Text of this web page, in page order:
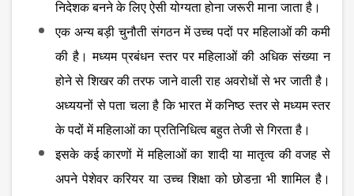
निदेशक बनने के लिए ऐसी योग्यता होना जरूरी माना जाता है।
एक अन्य बड़ी चुनौती संगठन में उच्च पदों पर महिलाओं की कमी
की है। मध्यम प्रबंधन स्तर पर महिलाओं की अधिक संख्या न
होने से शिखर की तरफ जाने वाली राह अवरोधों से भर जाती है।
अध्ययनों से पता चला है कि भारत में कनिष्ठ स्तर से मध्यम स्तर
के पदों में महिलाओं का प्रतिनिधित्व बहुत तेजी से गिरता है।
इसके कई कारणों में महिलाओं का शादी या मातृत्व की वजह से
अपने पेशेवर करियर या उच्च शिक्षा को छोडऩा भी शामिल है।